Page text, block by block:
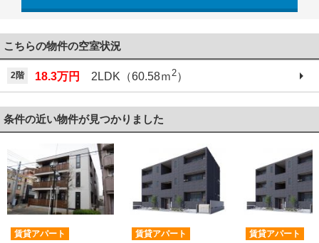
こちらの物件の空室状況
2階 18.3万円 2LDK（60.58ｍ2）
条件の近い物件が見つかりました
賃貸アパート
賃貸アパート
賃貸アパート